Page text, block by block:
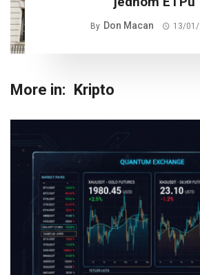
By Don Macan 13/
More in: Kripto